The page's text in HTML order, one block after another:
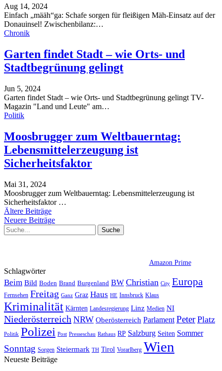
Aug 14, 2024
Einfach „määh“ga: Schafe sorgen für fleißigen Mäh-Einsatz auf der
Donauinsel! Zwischenbilanz:…
Chronik
Garten findet Stadt – wie Orts- und
Stadtbegrünung gelingt
Jun 5, 2024
Garten findet Stadt – wie Orts- und Stadtbegrünung gelingt TV-
Magazin "Land und Leute" am…
Politik
Moosbrugger zum Weltbauerntag:
Lebensmittelerzeugung ist
Sicherheitsfaktor
Mai 31, 2024
Moosbrugger zum Weltbauerntag: Lebensmittelerzeugung ist
Sicherheitsfaktor …
Ältere Beiträge
Neuere Beiträge
Amazon Prime
Schlagwörter
Beim Bild Boden Brand Burgenland BW Christian City Europa
Fernsehen Freitag Ganz Graz Haus HE Innsbruck Klaus
Kriminalität Kärnten Landesregierung Linz Medien NI
Niederösterreich NRW Oberösterreich Parlament Peter Platz
Politik Polizei Post Presseschau Rathaus RP Salzburg Seiten Sommer
Sonntag Sorgen Steiermark TH Tirol Vorarlberg Wien
Neueste Beiträge